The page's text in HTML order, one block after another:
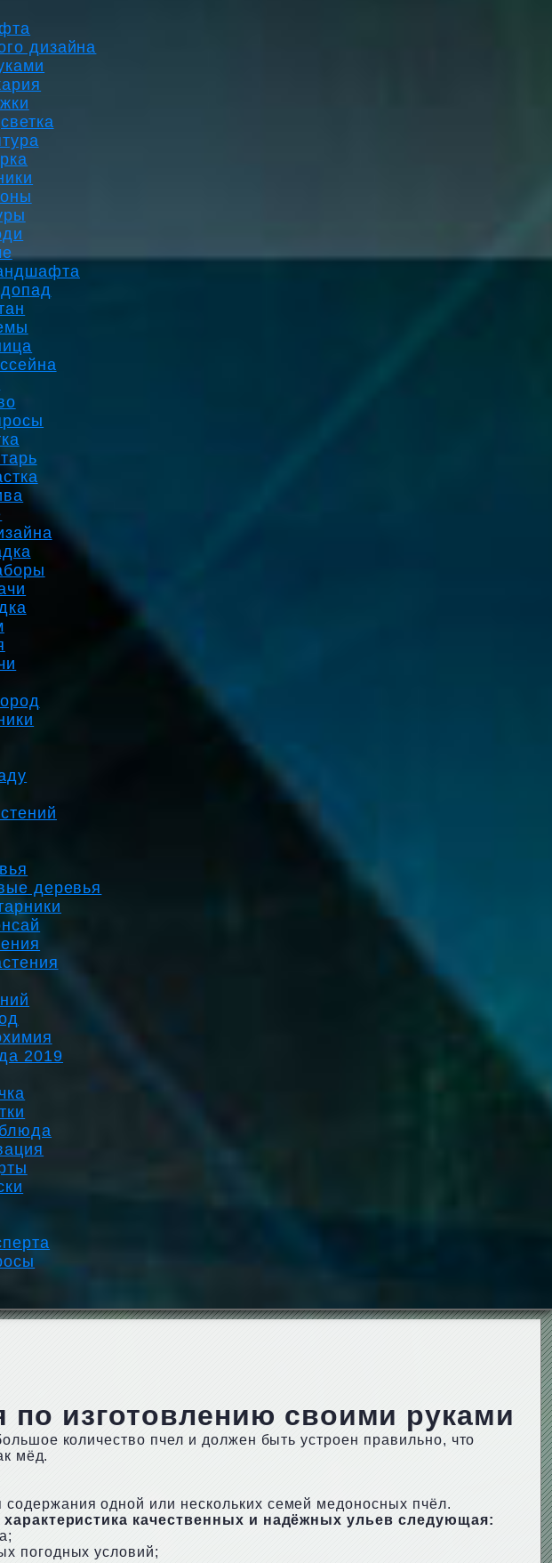
дизайна
деревья
2019
изготовлению своими руками
количество пчел и должен быть устроен правильно, что
мёд.
одной или нескольких семей медоносных пчёл.
качественных и надёжных ульев следующая:
погодных условий;